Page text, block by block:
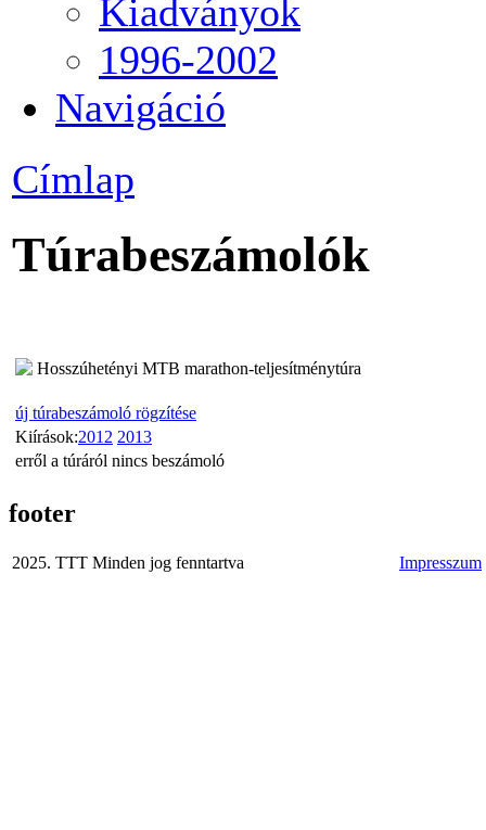
Kiadványok
1996-2002
Navigáció
Címlap
Túrabeszámolók
Hosszúhetényi MTB marathon-teljesítménytúra
új túrabeszámoló rögzítése
Kiírások:2012 2013
erről a túráról nincs beszámoló
footer
2025. TTT Minden jog fenntartva Impresszum